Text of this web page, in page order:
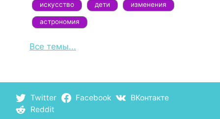
искусство дети изменения
астрономия
Все темы...
Twitter Facebook
ВКонтакте
Reddit